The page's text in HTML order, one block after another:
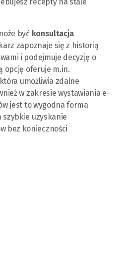
być konsultacja
zapoznaje się z historią
i podejmuje decyzję o
opcję oferuje m.in.
umożliwia zdalne
w zakresie wystawiania e-
jest to wygodna forma
szybkie uzyskanie
bez konieczności